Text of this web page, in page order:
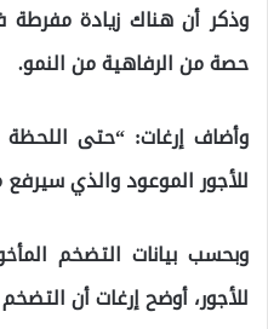
وذكر أن هناك زيادة
حصة من الرفاهية من النمو.
وأضاف إرغات: “حتى اللحظة
للأجور الموعود والذي
وبحسب بيانات التضخم